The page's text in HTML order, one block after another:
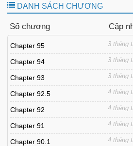
DANH SÁCH CHƯƠNG
Số chương Cập
Chapter 95 3 tháng
Chapter 94 3 tháng
Chapter 93 3 tháng
Chapter 92.5 4 tháng
Chapter 92 4 tháng
Chapter 91 4 tháng
Chapter 90.1 4 tháng